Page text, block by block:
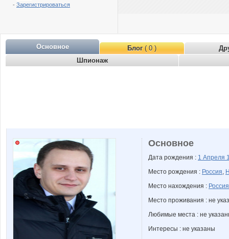
- Зарегистрироваться
Основное Блог( 0 )
Шпионаж
Основное
Дата рождения : 1 Апреля
Место рождения : Россия,
Место нахождения : Россия
Место проживания : не
Любимые места : не
Интересы : не указаны